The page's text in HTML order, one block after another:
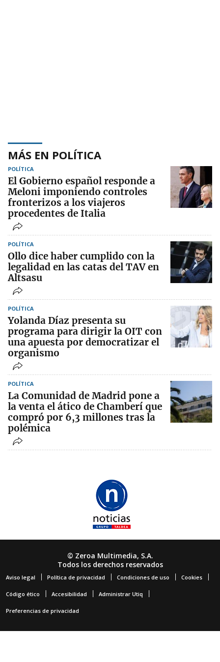
MÁS EN POLÍTICA
POLÍTICA
El Gobierno español responde a
Meloni imponiendo controles
fronterizos a los viajeros
procedentes de Italia
POLÍTICA
Ollo dice haber cumplido con la
legalidad en las catas del TAV en
Altsasu
POLÍTICA
Yolanda Díaz presenta su
programa para dirigir la OIT con
una apuesta por democratizar el
organismo
POLÍTICA
La Comunidad de Madrid pone a
la venta el ático de Chamberí que
compró por 6,3 millones tras la
polémica
© Zeroa Multimedia, S.A.
Todos los derechos reservados
Aviso legal Política de privacidad Condiciones de uso Cookies
Código ético Accesibilidad Administrar Utiq
Preferencias de privacidad